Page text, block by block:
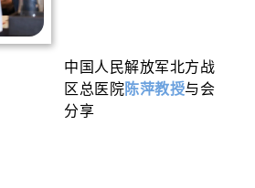
中国人民解放军北方战
区总医院陈萍教授与会
分享